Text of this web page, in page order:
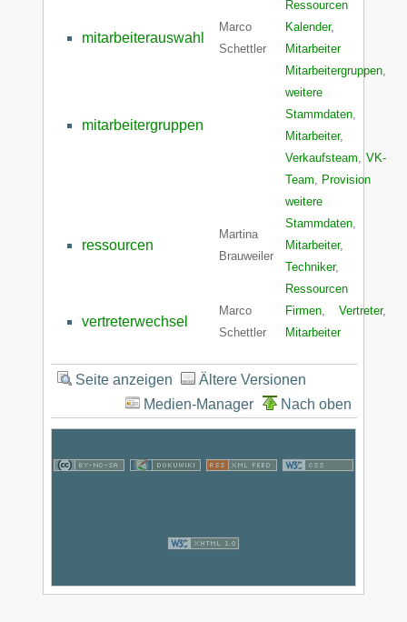
Ressourcen
mitarbeiterauswahl
Marco
Schettler
Kalender,
Mitarbeiter
mitarbeitergruppen
Mitarbeitergruppen,
weitere
Stammdaten,
Mitarbeiter,
Verkaufsteam
VK-
Team
Provision
ressourcen
Martina
Brauweiler
weitere
Stammdaten,
Mitarbeiter,
Techniker,
Ressourcen
vertreterwechsel
Marco
Schettler
Firmen, Vertreter,
Mitarbeiter
Seite anzeigen
Ältere Versionen
Medien-Manager
Nach oben